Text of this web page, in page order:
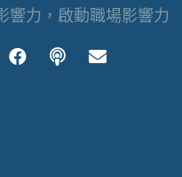
響力，啟動職場影響力